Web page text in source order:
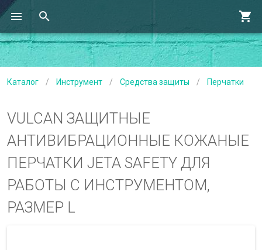
Каталог / Инструмент / Средства защиты / Перчатки
VULCAN ЗАЩИТНЫЕ
АНТИВИБРАЦИОННЫЕ КОЖАНЫЕ
ПЕРЧАТКИ JETA SAFETY ДЛЯ
РАБОТЫ С ИНСТРУМЕНТОМ,
РАЗМЕР L